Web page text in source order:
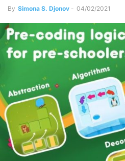
By Simona S. Djonov - 04/02/2021